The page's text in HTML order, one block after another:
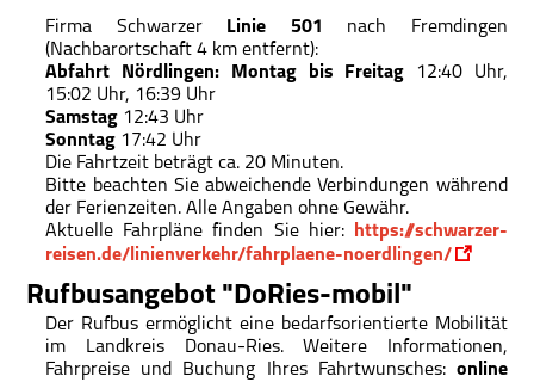
Firma Schwarzer Linie 501
nach Fremdingen
(Nachbarortschaft 4 km entfernt):
Abfahrt Nördlingen: Montag bis Freitag 12:40 Uhr,
15:02 Uhr, 16:39 Uhr
Samstag 12:43 Uhr
Sonntag 17:42 Uhr
Die Fahrtzeit beträgt ca. 20 Minuten.
Bitte beachten Sie abweichende Verbindungen während
der Ferienzeiten. Alle Angaben ohne Gewähr.
Aktuelle Fahrpläne finden Sie hier: https://schwarzer-
reisen.de/linienverkehr/fahrplaene-noerdlingen/
Rufbusangebot "DoRies-mobil"
Der Rufbus ermöglicht eine bedarfsorientierte Mobilität
im Landkreis Donau-Ries. Weitere Informationen,
Fahrpreise und Buchung Ihres Fahrtwunsches: online